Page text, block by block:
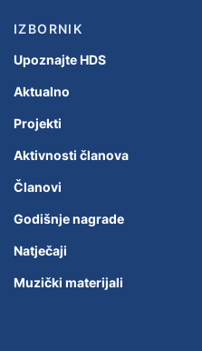
IZBORNIK
Upoznajte HDS
Aktualno
Projekti
Aktivnosti članova
Članovi
Godišnje nagrade
Natječaji
Muzički materijali